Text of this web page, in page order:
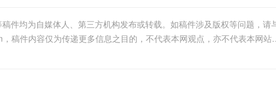
件均为自媒体人、第三方机构发布或转载。如稿件涉及版权等问题，请
我们联系删除或处理，客服邮箱